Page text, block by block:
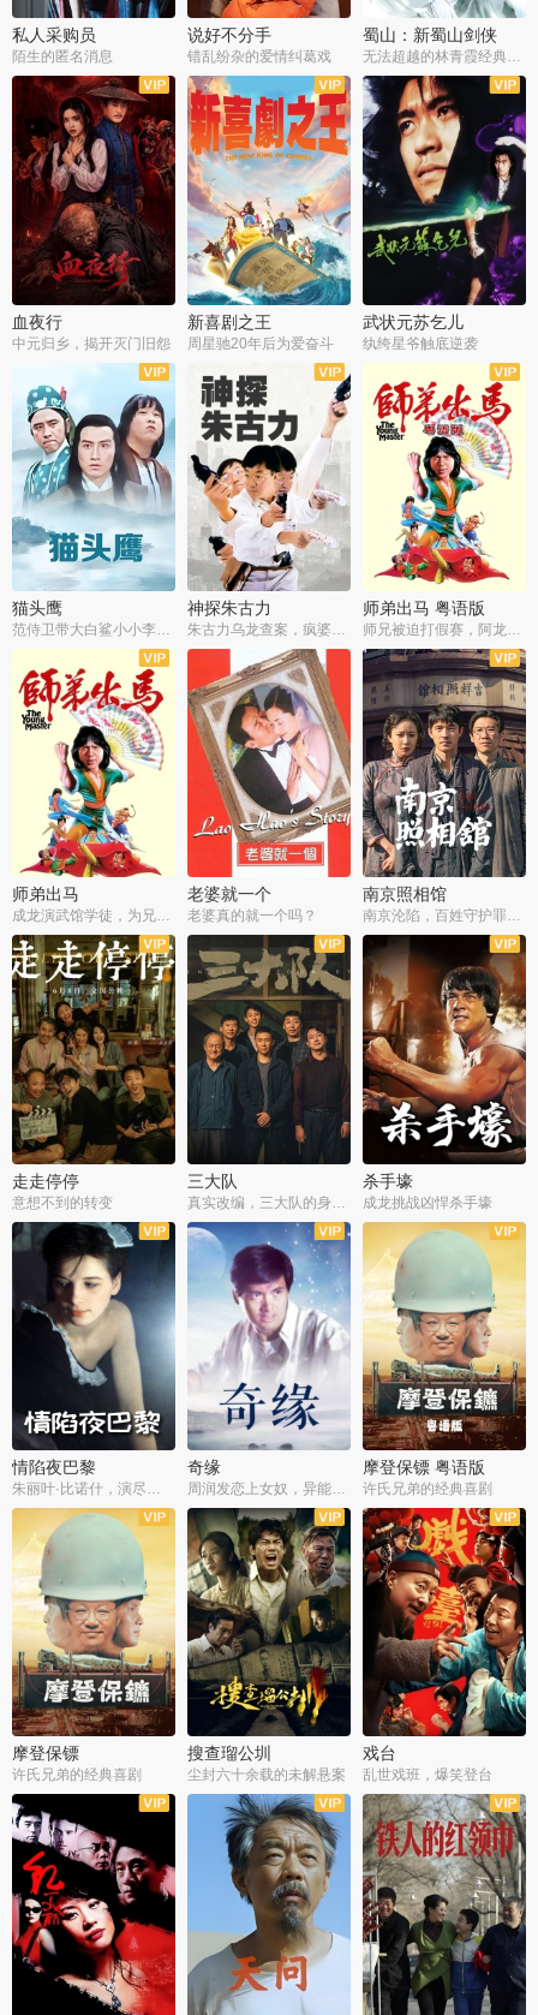
私人采购员
陌生的匿名消息
说好不分手
错乱纷杂的爱情纠葛戏
蜀山：新蜀山剑侠
无法超越的林青霞经典角色
血夜行
中元归乡，揭开灭门旧怨
新喜剧之王
周星驰20年后为爱奋斗
武状元苏乞儿
纨绔星爷触底逆袭
猫头鹰
范侍卫带大白鲨小小李破案寻妃
神探朱古力
朱古力乌龙查案，疯婆子神助攻
师弟出马 粤语版
师兄被迫打假赛，阿龙追查斗黑帮
师弟出马
成龙演武馆学徒，为兄搏命战黑道
老婆就一个
老婆真的就一个吗？
南京照相馆
南京沦陷，百姓守护罪证底片
走走停停
意想不到的转变
三大队 杀手壕
成龙挑战凶悍杀手壕
情陷夜巴黎
朱丽叶·比诺什，演尽失爱之痛
奇缘
周润发恋上女奴，异能护体战邪派
摩登保镖 粤语版
许氏兄弟的经典喜剧
摩登保镖
许氏兄弟的经典喜剧
搜查瑠公圳
尘封六十余载的未解悬案
戏台
乱世戏班，爆笑登台